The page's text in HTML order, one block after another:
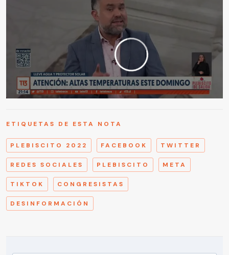
ETIQUETAS DE ESTA NOTA
PLEBISCITO 2022 FACEBOOK TWITTER
REDES SOCIALES PLEBISCITO META
TIKTOK CONGRESISTAS
DESINFORMACIÓN